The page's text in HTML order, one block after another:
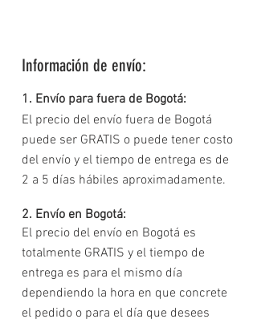
Información de envío:
1. Envío para fuera de Bogotá:
El precio del envío fuera de Bogotá
puede ser GRATIS o puede tener costo
del envío y el tiempo de entrega es de
2 a 5 días hábiles aproximadamente.
2. Envío en Bogotá:
El precio del envío en Bogotá es
totalmente GRATIS y el tiempo de
entrega es para el mismo día
dependiendo la hora en que concrete
el pedido o para el día que desees